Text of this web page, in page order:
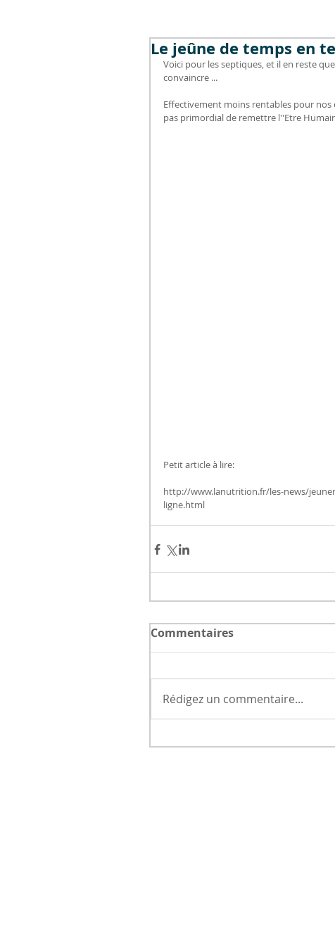
Le jeûne de temps en
Voici pour les septiques, et il en reste
convaincre ...
Effectivement moins rentables pour
pas primordial de remettre l''Etre
Petit article à lire:
http://www.lanutrition.fr/les-news/
ligne.html
Commentaires
Rédigez un commentaire...